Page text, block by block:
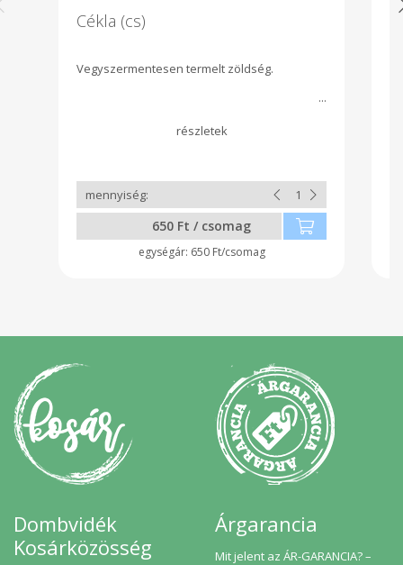
Cékla (cs)
Vegyszermentesen termelt zöldség.
650 Ft / csomag
650 Ft/csomag
Dombvidék
Kosárközösség
Árgarancia
Mit jelent az ÁR-GARANCIA? –